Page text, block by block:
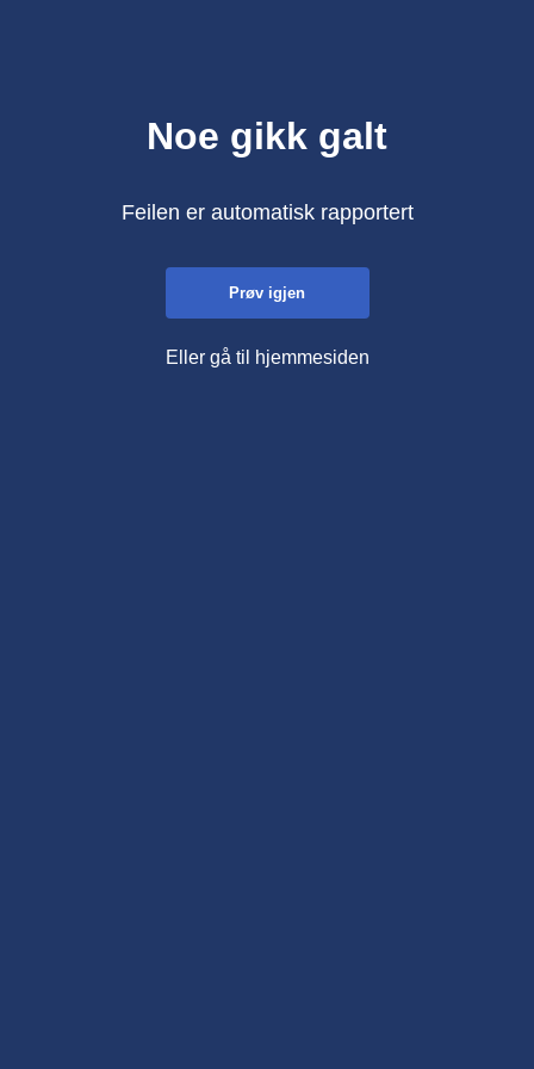
Noe gikk galt
Feilen er automatisk rapportert
Prøv igjen
Eller gå til hjemmesiden